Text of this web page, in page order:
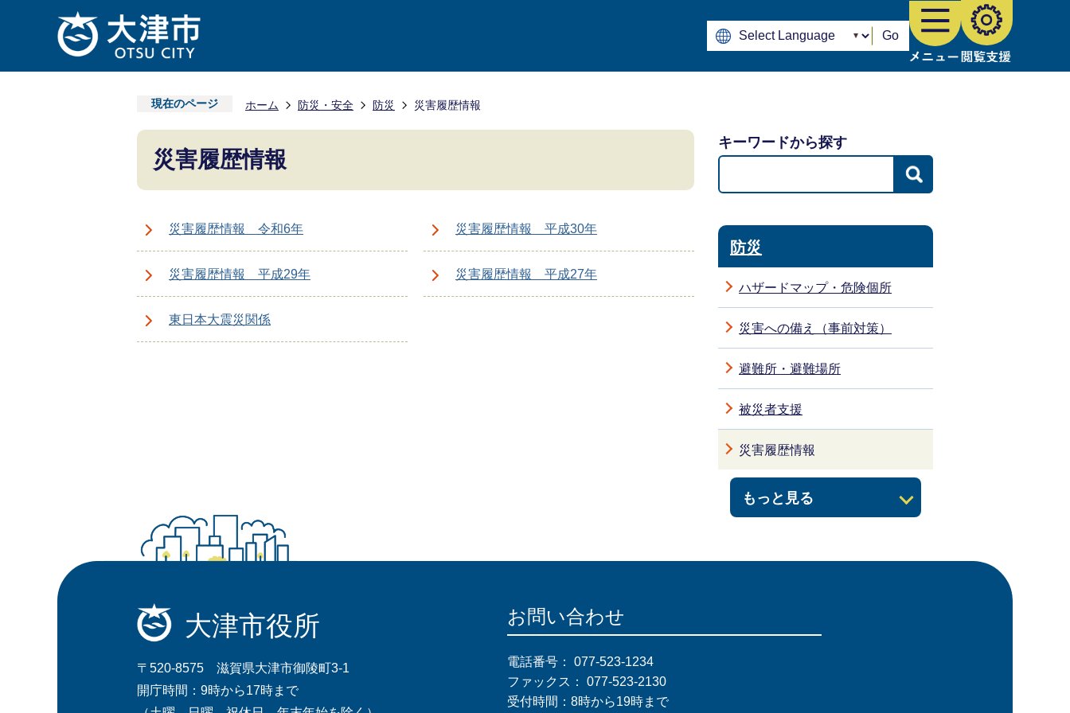
Go
現在のページ ホーム 防災・安全 防災 災害履歴情報
災害履歴情報
災害履歴情報 令和6年 災害履歴情報 平成30年
災害履歴情報 平成29年 災害履歴情報 平成27年
東日本大震災関係
キーワードから探す
防災
ハザードマップ・危険個所
災害への備え（事前対策）
避難所・避難場所
もっと見る
被災者支援
災害履歴情報
大津市役所
〒520-8575 滋賀県大津市御陵町3-1
開庁時間：9時から17時まで
お問い合わせ
電話番号： 077-523-1234
ファックス： 077-523-2130
受付時間：8時から19時まで